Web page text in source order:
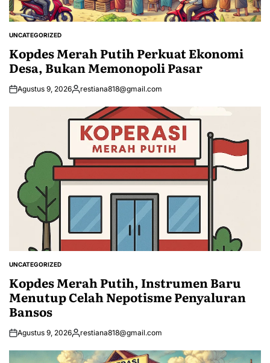
POSTED
UNCATEGORIZED
Kopdes Merah Putih Perkuat Ekonomi
Desa, Bukan Memonopoli Pasar
Agustus 9, 2026Posted
restiana818@gmail.com
POSTED
UNCATEGORIZED
Kopdes Merah Putih, Instrumen Baru
Menutup Celah Nepotisme Penyaluran
Bansos
Agustus 9, 2026Posted
restiana818@gmail.com